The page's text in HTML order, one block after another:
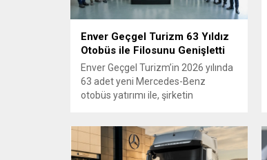
Enver Geçgel Turizm 63 Yıldız
Otobüs ile Filosunu Genişletti
Enver Geçgel Turizm’in 2026 yılında
63 adet yeni Mercedes-Benz
otobüs yatırımı ile, şirketin